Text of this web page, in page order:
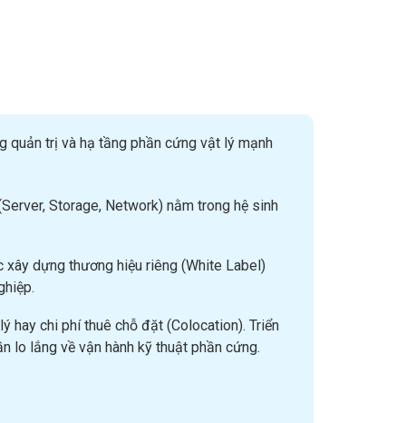
quản trị và hạ tầng phần cứng vật lý mạnh
Storage, Network) nằm trong hệ sinh
xây dựng thương hiệu riêng (White Label)
hay chi phí thuê chỗ đặt (Colocation). Triển
lo lắng về vận hành kỹ thuật phần cứng.